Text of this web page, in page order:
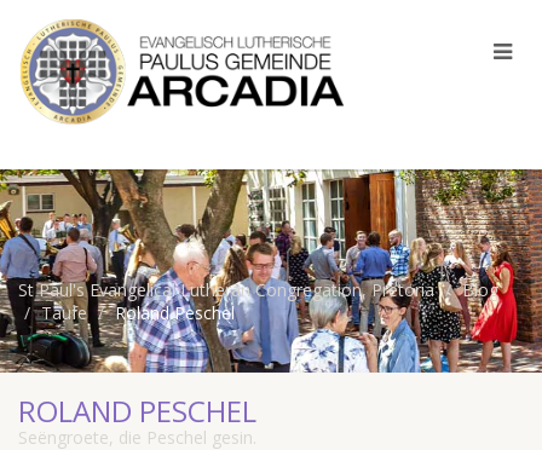
St Paul's Evangelical Lutheran Congregation, Pretoria
Blog
Taufe
Roland Peschel
ROLAND PESCHEL
Seëngroete, die Peschel gesin.